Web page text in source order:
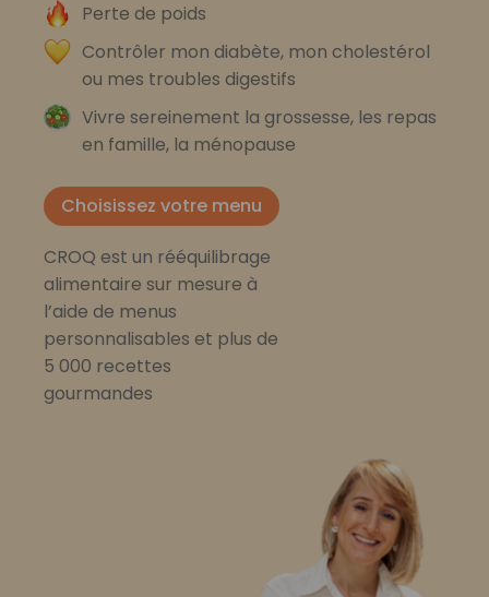
Perte de poids
Contrôler mon diabète, mon cholestérol
ou mes troubles digestifs
Vivre sereinement la grossesse, les repas
en famille, la ménopause
Choisissez votre menu
CROQ est un rééquilibrage
alimentaire sur mesure à
l’aide de menus
personnalisables et plus de
5 000 recettes
gourmandes